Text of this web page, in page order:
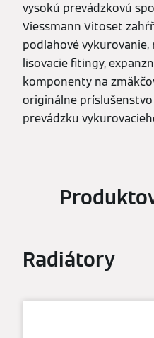
vysokú prevádzkovú
Viessmann Vitoset
podlahové
lisovacie fitingy,
komponenty na
originálne
prevádzku
Radiátory